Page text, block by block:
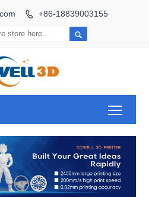
 +86-18839003155
